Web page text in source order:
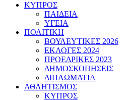
ΚΥΠΡΟΣ
ΠΑΙΔΕΙΑ
ΥΓΕΙΑ
ΠΟΛΙΤΙΚΗ
ΒΟΥΛΕΥΤΙΚΕΣ 2026
ΕΚΛΟΓΕΣ 2024
ΠΡΟΕΔΡΙΚΕΣ 2023
ΔΗΜΟΣΚΟΠΗΣΕΙΣ
ΔΙΠΛΩΜΑΤΙΑ
ΑΘΛΗΤΙΣΜΟΣ
ΚΥΠΡΟΣ